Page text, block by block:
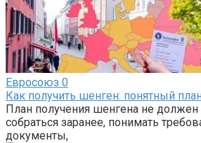
Евросоюз 0
Как получить шенген: понятный
План получения шенгена не должен
собраться заранее, понимать
документы,